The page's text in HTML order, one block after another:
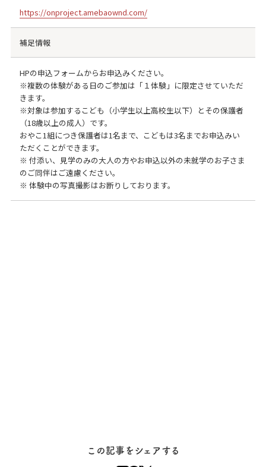
https://onproject.amebaownd.com/
補足情報
HPの申込フォームからお申込みください。
※複数の体験がある日のご参加は「１体験」に限定させていただ
きます。
※対象は参加するこども（小学生以上高校生以下）とその保護者
（18歳以上の成人）です。
おやこ1組につき保護者は1名まで、こどもは3名までお申込みい
ただくことができます。
※ 付添い、見学のみの大人の方やお申込以外の未就学のお子さま
のご同伴はご遠慮ください。
※ 体験中の写真撮影はお断りしております。
この記事をシェアする